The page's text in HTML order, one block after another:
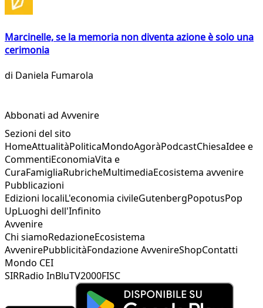
Marcinelle, se la memoria non diventa azione è solo una
cerimonia
di Daniela Fumarola
Abbonati ad Avvenire
Sezioni del sito
HomeAttualitàPoliticaMondoAgoràPodcastChiesaIdee e
CommentiEconomiaVita e
CuraFamigliaRubricheMultimediaEcosistema avvenire
Pubblicazioni
Edizioni localiL'economia civileGutenbergPopotusPop
UpLuoghi dell'Infinito
Avvenire
Chi siamoRedazioneEcosistema
AvvenirePubblicitàFondazione AvvenireShopContatti
Mondo CEI
SIRRadio InBluTV2000FISC